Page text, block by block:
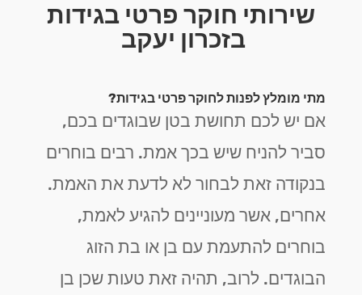
שירותי חוקר פרטי בגידות
בזכרון יעקב
מתי מומלץ לפנות לחוקר פרטי בגידות?
אם יש לכם תחושת בטן שבוגדים בכם,
סביר להניח שיש בכך אמת. רבים בוחרים
בנקודה זאת לבחור לא לדעת את האמת.
אחרים, אשר מעוניינים להגיע לאמת,
בוחרים להתעמת עם בן או בת הזוג
הבוגדים. לרוב, תהיה זאת טעות שכן בן